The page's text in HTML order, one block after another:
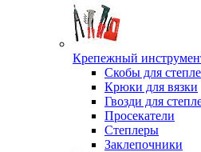
Крепежный
Скобы для
Крюки для вязки
Гвозди для
Просекатели
Степлеры
Заклепочники